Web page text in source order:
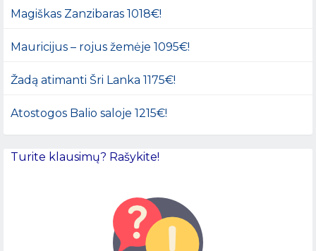
Magiškas Zanzibaras 1018€!
Mauricijus – rojus žemėje 1095€!
Žadą atimanti Šri Lanka 1175€!
Atostogos Balio saloje 1215€!
Turite klausimų? Rašykite!